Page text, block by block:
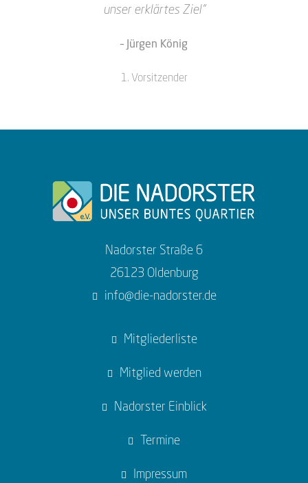
unser erklärtes Ziel“
– Jürgen König
1. Vorsitzender
Nadorster Straße 6
26123 Oldenburg
info@die-nadorster.de
Mitgliederliste
Mitglied werden
Nadorster Einblick
Termine
Impressum